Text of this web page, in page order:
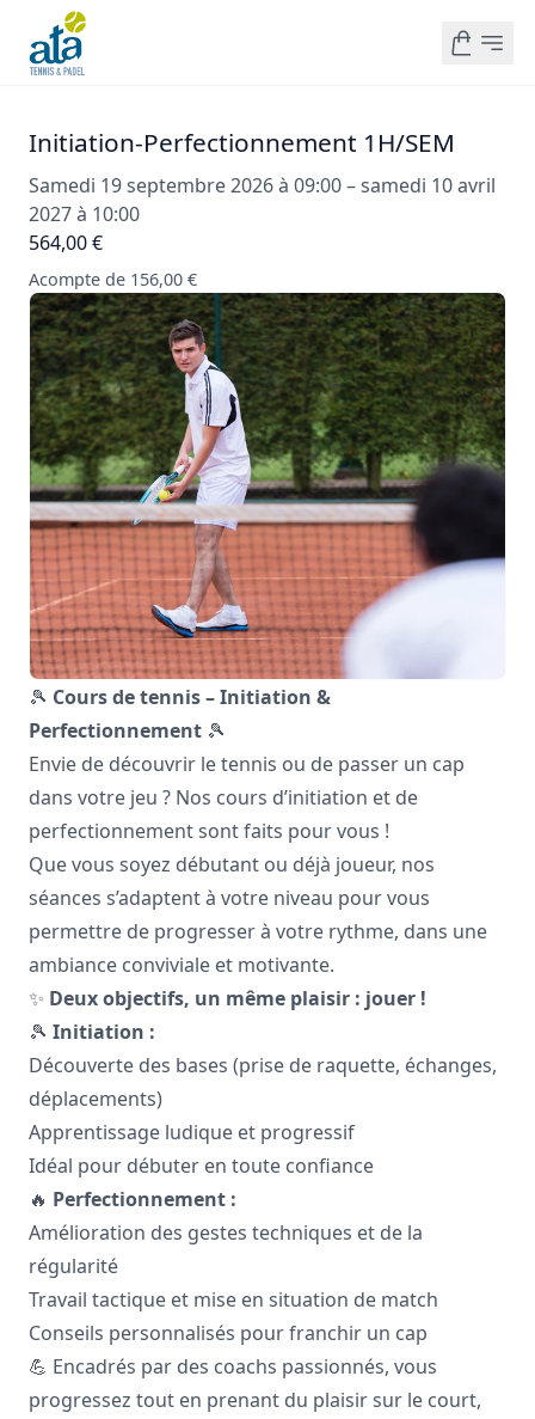
Initiation-Perfectionnement 1H/SEM
Samedi 19 septembre 2026 à 09:00 – samedi 10 avril
2027 à 10:00
564,00 €
Acompte de 156,00 €
🎾 Cours de tennis – Initiation &
Perfectionnement 🎾
Envie de découvrir le tennis ou de passer un cap
dans votre jeu ? Nos cours d’initiation et de
perfectionnement sont faits pour vous !
Que vous soyez débutant ou déjà joueur, nos
séances s’adaptent à votre niveau pour vous
permettre de progresser à votre rythme, dans une
ambiance conviviale et motivante.
✨ Deux objectifs, un même plaisir : jouer !
🎾 Initiation :
Découverte des bases (prise de raquette, échanges,
déplacements)
Apprentissage ludique et progressif
Idéal pour débuter en toute confiance
🔥 Perfectionnement :
Amélioration des gestes techniques et de la
régularité
Travail tactique et mise en situation de match
Conseils personnalisés pour franchir un cap
💪 Encadrés par des coachs passionnés, vous
progressez tout en prenant du plaisir sur le court,